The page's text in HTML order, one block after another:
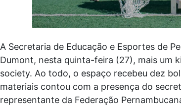
A Secretaria de Educação e Esportes de
Dumont, nesta quinta-feira (27), mais um
society. Ao todo, o espaço recebeu dez
materiais contou com a presença do
representante da Federação